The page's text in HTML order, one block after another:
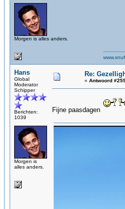
Morgen is alles anders.
Hans
Global
Moderator
Schipper
Berichten:
1039
Morgen is
alles anders.
Re:
« Antwoord
Fijne paasdagen